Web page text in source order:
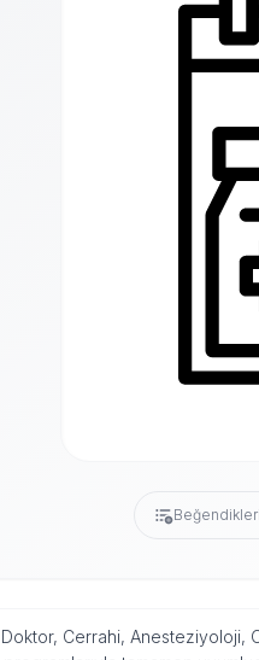
Cerrahi, Anesteziyoloji,